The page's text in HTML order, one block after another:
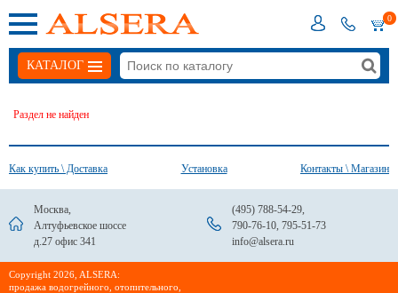
0
КАТАЛОГ
Раздел не найден
Как купить \ Доставка Установка Контакты \ Магазин
Москва,
Алтуфьевское шоссе
д.27 офис 341
(495) 788-54-29,
790-76-10, 795-51-73
info@alsera.ru
Сopyright 2026, ALSERA:
продажа водогрейного, отопительного,